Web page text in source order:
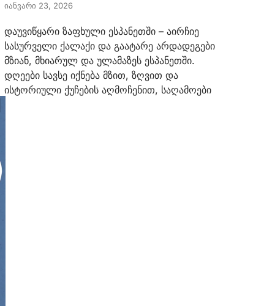
იანვარი 23, 2026
დაუვიწყარი ზაფხული ესპანეთში – აირჩიე
სასურველი ქალაქი და გაატარე არდადეგები
მზიან, მხიარულ და ულამაზეს ესპანეთში.
დღეები სავსე იქნება მზით, ზღვით და
ისტორიული ქუჩების აღმოჩენით, საღამოები